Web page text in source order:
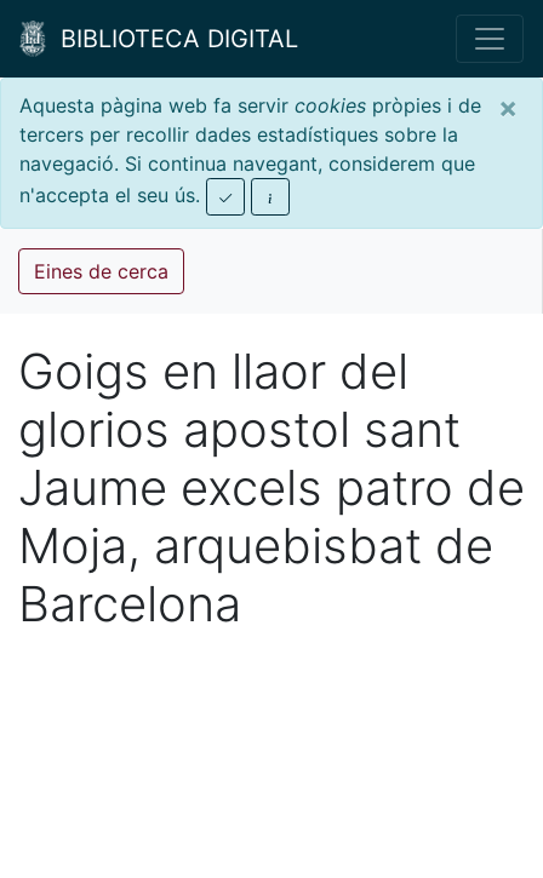
BIBLIOTECA DIGITAL
×
Aquesta pàgina web fa servir cookies pròpies i de
tercers per recollir dades estadístiques sobre la
navegació. Si continua navegant, considerem que
n'accepta el seu ús.
Eines de cerca
Goigs en llaor del
glorios apostol sant
Jaume excels patro de
Moja, arquebisbat de
Barcelona